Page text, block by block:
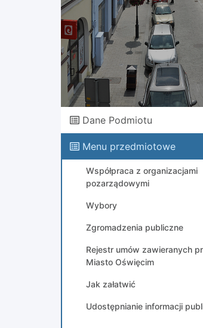
Dane Podmiotu
Menu przedmiotowe
Współpraca z organizacjami
pozarządowymi
Wybory
Zgromadzenia publiczne
Rejestr umów zawieranych
Miasto Oświęcim
Jak załatwić
Udostępnianie informacji